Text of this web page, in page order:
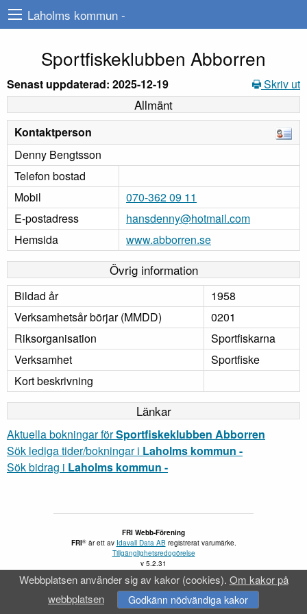
Laholms kommun -
Sportfiskeklubben Abborren
Senast uppdaterad: 2025-12-19 Skriv ut
Allmänt
Kontaktperson
Denny Bengtsson
Telefon bostad
Mobil
070-362 09 11
E-postadress
hansdenny@hotmail.com
Hemsida
www.abborren.se
Övrig information
Bildad år
1958
Verksamhetsår börjar (MMDD)
0201
Riksorganisation
Sportfiskarna
Verksamhet
Sportfiske
Kort beskrivning
Länkar
Aktuella bokningar förSportfiskeklubben Abborren
Sök lediga tider/bokningar i Laholms kommun -
Sök bidrag i Laholms kommun -
FRI Webb-Förening
FRI®är ett av Idavall Data AB registrerat varumärke.
Tillgänglighetsredogörelse
v 5.2.31
Webbplatsen använder sig av kakor (cookies). Om kakor på
webbplatsen
Godkänn nödvändiga kakor